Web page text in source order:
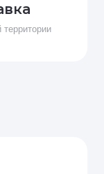
территории